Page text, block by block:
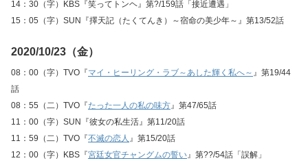
14：30（字）KBS『笑ってトンヘ』第?/159話「接近遭遇」
15：05（字）SUN『擇天記（たくてんき）～宿命の美少年～』第13/52話
2020/10/23（金）
08：00（字）TVO『マイ・ヒーリング・ラブ～あした輝く私へ～ 』第19/44
話
08：55（二）TVO『たった一人の私の味方』第47/65話
11：00（字）SUN『彼女の私生活』第11/20話
11：59（二）TVO『不滅の恋人 』第15/20話
12：00（字）KBS『宮廷女官チャングムの誓い』第??/54話「誤解」